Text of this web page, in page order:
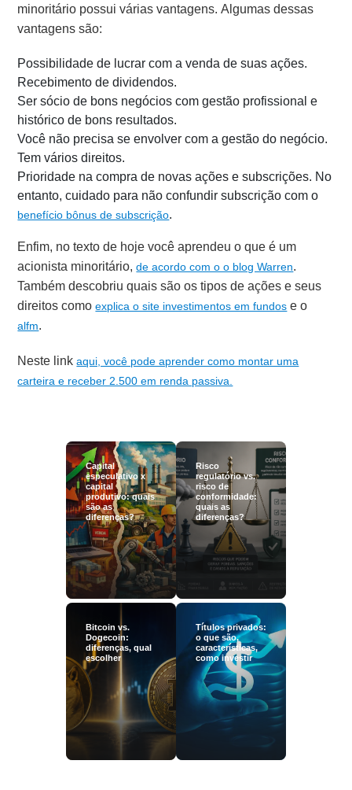
minoritário possui várias vantagens. Algumas dessas
vantagens são:
Possibilidade de lucrar com a venda de suas ações.
Recebimento de dividendos.
Ser sócio de bons negócios com gestão profissional e
histórico de bons resultados.
Você não precisa se envolver com a gestão do negócio.
Tem vários direitos.
Prioridade na compra de novas ações e subscrições. No
entanto, cuidado para não confundir subscrição com o
benefício bônus de subscrição.
Enfim, no texto de hoje você aprendeu o que é um
acionista minoritário,de acordo com o o blog Warren.
Também descobriu quais são os tipos de ações e seus
direitos comoexplica o site investimentos em fundos e o
alfm.
Neste linkaqui, você pode aprender como montar uma
carteira e receber 2.500 em renda passiva.
Capital
especulativo x
capital
produtivo: quais
são as
diferenças?
Risco
regulatório vs.
risco de
conformidade:
quais as
diferenças?
Bitcoin vs.
Dogecoin:
diferenças, qual
escolher
Títulos privados:
o que são,
características,
como investir